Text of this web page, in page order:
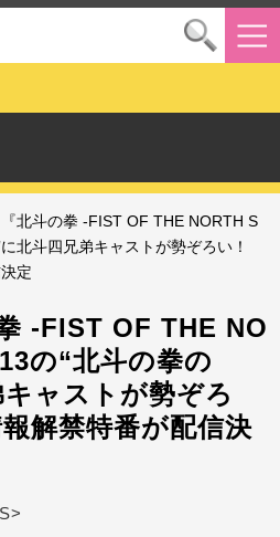
北斗の拳 -FIST OF THE NORTH S
北斗四兄弟キャストが勢ぞろい！
定
-FIST OF THE NO
の“北斗の拳の
キャストが勢ぞろ
解禁特番が配信決